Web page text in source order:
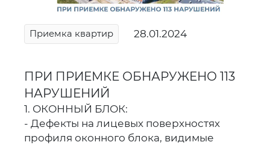
Приемка квартир 28.01.2024
ПРИ ПРИЕМКЕ ОБНАРУЖЕНО 113
НАРУШЕНИЙ
1. ОКОННЫЙ БЛОК:
- Дефекты на лицевых поверхностях
профиля оконного блока, видимые